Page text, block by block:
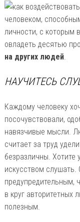
человеком,
личности, с которым
овладеть десятью
на других людей.
НАУЧИТЕСЬ
Каждому человеку
посочувствовали,
навязчивые мысли.
считает за труд
безразличны. Хотите
искусством слушать.
предупредительным,
в круг авторитетных
полезным.